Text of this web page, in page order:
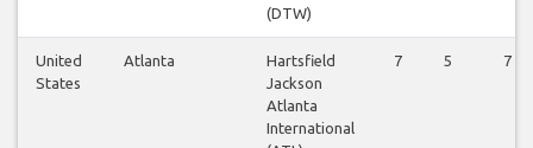
(DTW)
United
States
Atlanta
Hartsfield
Jackson
Atlanta
International
7 5 7